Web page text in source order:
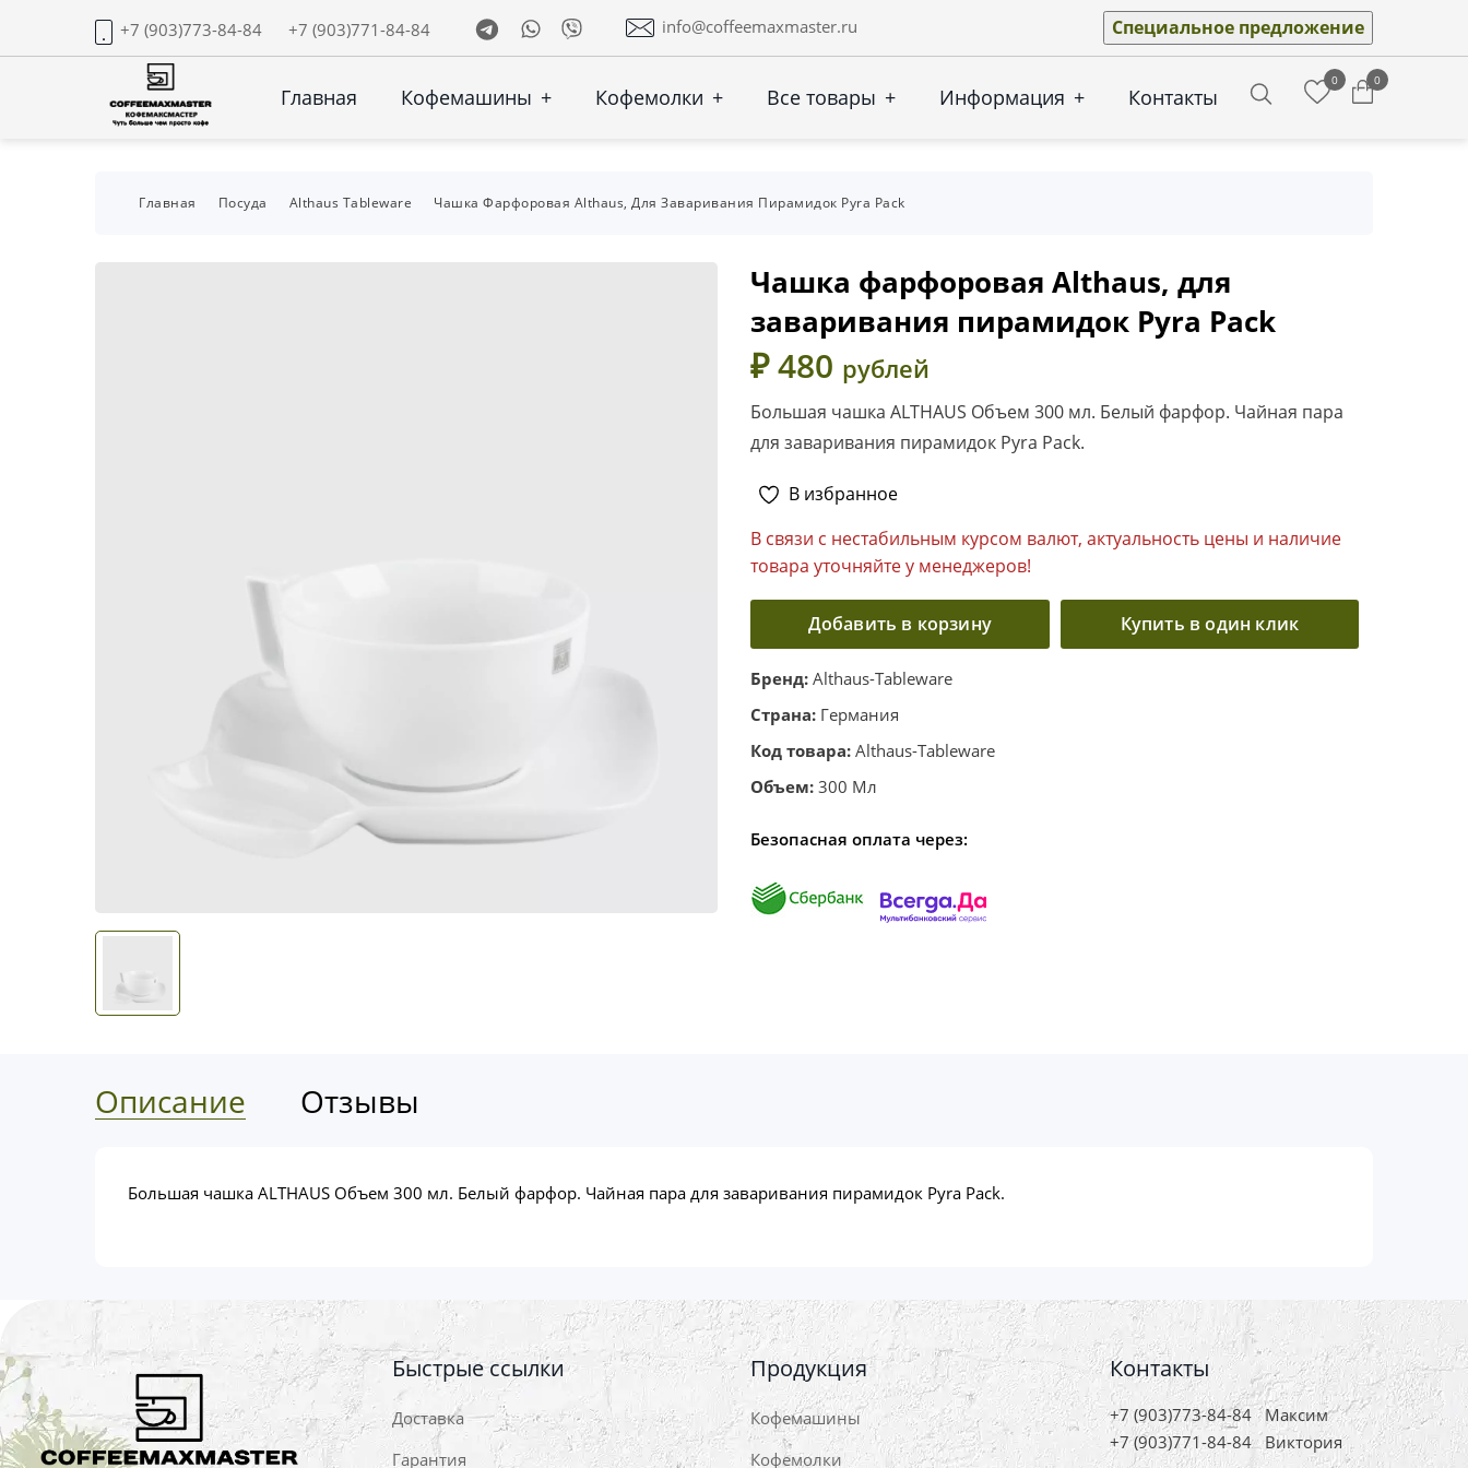
+7 (903)773-84-84 +7 (903)771-84-84 TelegramWhatsapp
Viber info@coffeemaxmaster.ru Специальное предложение
Главная Кофемашины + Кофемолки + Все товары + Информация + Контакты
0 0
Главная Посуда Althaus Tableware Чашка Фарфоровая Althaus, Для Заваривания Пирамидок Pyra Pack
Чашка фарфоровая Althaus, для
заваривания пирамидок Pyra Pack
₽ 480 рублей
Большая чашка ALTHAUS Объем 300 мл. Белый фарфор. Чайная пара
для заваривания пирамидок Pyra Pack.
В избранное
В связи с нестабильным курсом валют, актуальность цены и наличие
товара уточняйте у менеджеров!
Добавить в корзину Купить в один клик
Бренд: Althaus-Tableware
Страна: Германия
Код товара: Althaus-Tableware
Объем: 300 Мл
Безопасная оплата через:
Описание Отзывы
Большая чашка ALTHAUS Объем 300 мл. Белый фарфор. Чайная пара для заваривания пирамидок Pyra Pack.
Быстрые ссылки
Доставка
Гарантия
Продукция
Кофемашины
Кофемолки
Контакты
+7 (903)773-84-84Максим
+7 (903)771-84-84Виктория